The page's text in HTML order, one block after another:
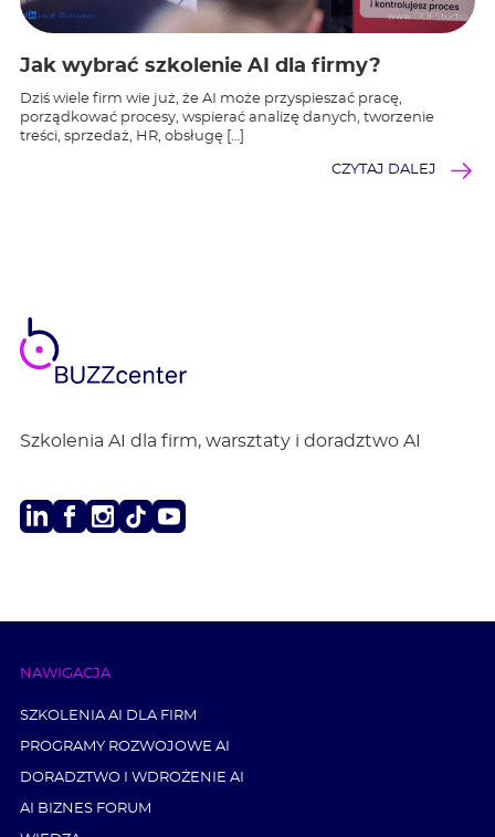
Jak wybrać szkolenie AI dla firmy?
Dziś wiele firm wie już, że AI może przyspieszać pracę,
porządkować procesy, wspierać analizę danych, tworzenie
treści, sprzedaż, HR, obsługę […]
CZYTAJ DALEJ
Szkolenia AI dla firm, warsztaty i doradztwo AI
LinkedInFacebook
Instagram
NAWIGACJA
SZKOLENIA AI DLA FIRM
PROGRAMY ROZWOJOWE AI
DORADZTWO I WDROŻENIE AI
AI BIZNES FORUM